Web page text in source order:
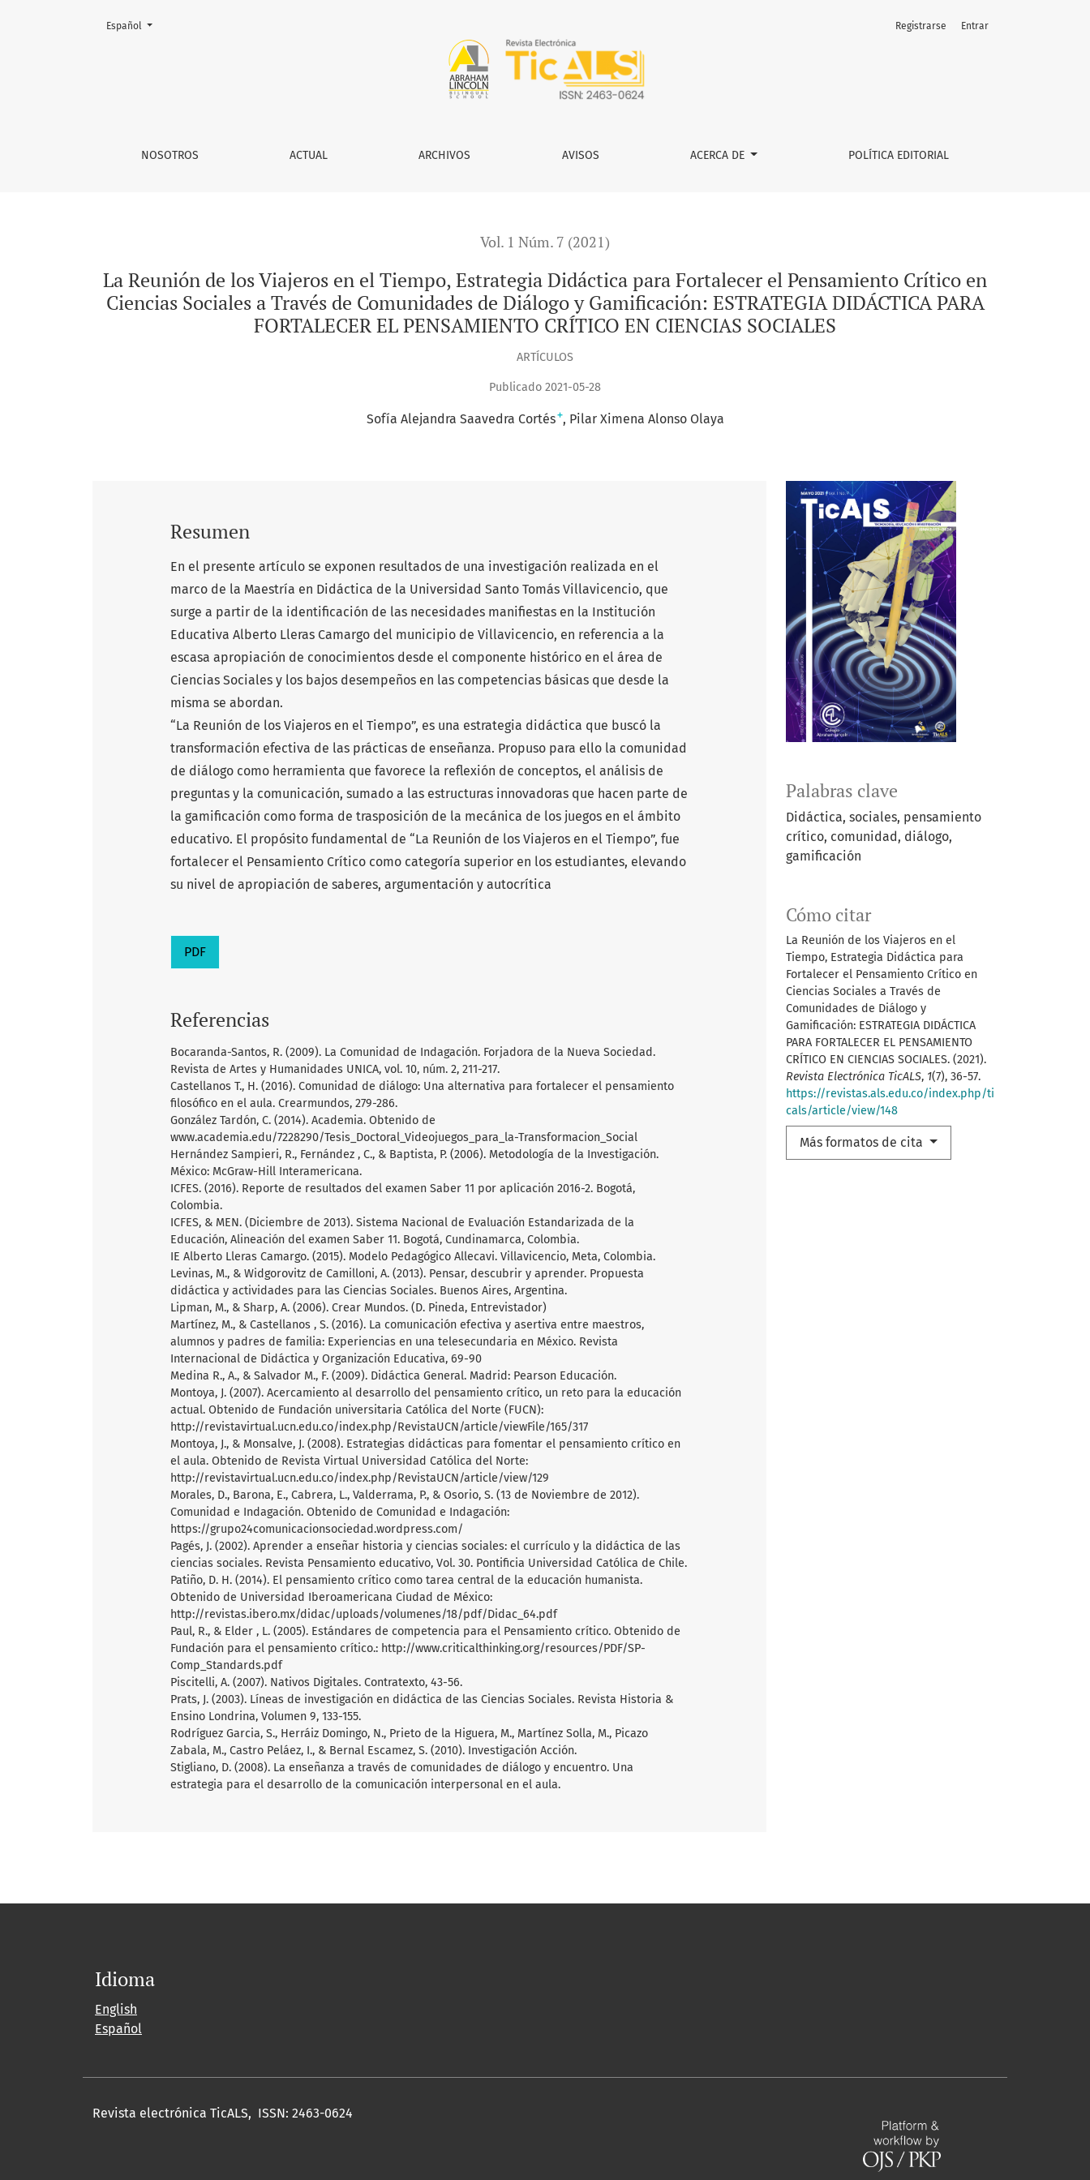
La Reunión de los Viajeros en el Tiempo, Estrategia Didáctica para Fortalecer el Pensamiento Crítico en Ciencias Sociales a Través de Comunidades de Diálogo y Gamificación:
NOSOTROS ACTUAL ARCHIVOS AVISOS ACERCA DE POLÍTICA EDITORIAL
Registrarse Entrar
Cambiar el idioma. El actual es:
Español
Vol. 1 Núm. 7 (2021)
La Reunión de los Viajeros en el Tiempo, Estrategia Didáctica para Fortalecer el Pensamiento Crítico en
Ciencias Sociales a Través de Comunidades de Diálogo y Gamificación: ESTRATEGIA DIDÁCTICA PARA
FORTALECER EL PENSAMIENTO CRÍTICO EN CIENCIAS SOCIALES
ARTÍCULOS
Publicado 2021-05-28
Sofía Alejandra Saavedra Cortés+ Pilar Ximena Alonso Olaya
Palabras clave
Didáctica, sociales, pensamiento
crítico, comunidad, diálogo,
gamificación
Cómo citar
La Reunión de los Viajeros en el
Tiempo, Estrategia Didáctica para
Fortalecer el Pensamiento Crítico en
Ciencias Sociales a Través de
Comunidades de Diálogo y
Gamificación: ESTRATEGIA DIDÁCTICA
PARA FORTALECER EL PENSAMIENTO
CRÍTICO EN CIENCIAS SOCIALES. (2021).
Revista Electrónica TicALS, 1(7), 36-57.
https://revistas.als.edu.co/index.php/ti
cals/article/view/148
Más formatos de cita
Resumen
En el presente artículo se exponen resultados de una investigación realizada en el
marco de la Maestría en Didáctica de la Universidad Santo Tomás Villavicencio, que
surge a partir de la identificación de las necesidades manifiestas en la Institución
Educativa Alberto Lleras Camargo del municipio de Villavicencio, en referencia a la
escasa apropiación de conocimientos desde el componente histórico en el área de
Ciencias Sociales y los bajos desempeños en las competencias básicas que desde la
misma se abordan.
“La Reunión de los Viajeros en el Tiempo”, es una estrategia didáctica que buscó la
transformación efectiva de las prácticas de enseñanza. Propuso para ello la comunidad
de diálogo como herramienta que favorece la reflexión de conceptos, el análisis de
preguntas y la comunicación, sumado a las estructuras innovadoras que hacen parte de
la gamificación como forma de trasposición de la mecánica de los juegos en el ámbito
educativo. El propósito fundamental de “La Reunión de los Viajeros en el Tiempo”, fue
fortalecer el Pensamiento Crítico como categoría superior en los estudiantes, elevando
su nivel de apropiación de saberes, argumentación y autocrítica
PDF
Referencias
Bocaranda-Santos, R. (2009). La Comunidad de Indagación. Forjadora de la Nueva Sociedad.
Revista de Artes y Humanidades UNICA, vol. 10, núm. 2, 211-217.
Castellanos T., H. (2016). Comunidad de diálogo: Una alternativa para fortalecer el pensamiento
filosófico en el aula. Crearmundos, 279-286.
González Tardón, C. (2014). Academia. Obtenido de
www.academia.edu/7228290/Tesis_Doctoral_Videojuegos_para_la-Transformacion_Social
Hernández Sampieri, R., Fernández , C., & Baptista, P. (2006). Metodología de la Investigación.
México: McGraw-Hill Interamericana.
ICFES. (2016). Reporte de resultados del examen Saber 11 por aplicación 2016-2. Bogotá,
Colombia.
ICFES, & MEN. (Diciembre de 2013). Sistema Nacional de Evaluación Estandarizada de la
Educación, Alineación del examen Saber 11. Bogotá, Cundinamarca, Colombia.
IE Alberto Lleras Camargo. (2015). Modelo Pedagógico Allecavi. Villavicencio, Meta, Colombia.
Levinas, M., & Widgorovitz de Camilloni, A. (2013). Pensar, descubrir y aprender. Propuesta
didáctica y actividades para las Ciencias Sociales. Buenos Aires, Argentina.
Lipman, M., & Sharp, A. (2006). Crear Mundos. (D. Pineda, Entrevistador)
Martínez, M., & Castellanos , S. (2016). La comunicación efectiva y asertiva entre maestros,
alumnos y padres de familia: Experiencias en una telesecundaria en México. Revista
Internacional de Didáctica y Organización Educativa, 69-90
Medina R., A., & Salvador M., F. (2009). Didáctica General. Madrid: Pearson Educación.
Montoya, J. (2007). Acercamiento al desarrollo del pensamiento crítico, un reto para la educación
actual. Obtenido de Fundación universitaria Católica del Norte (FUCN):
http://revistavirtual.ucn.edu.co/index.php/RevistaUCN/article/viewFile/165/317
Montoya, J., & Monsalve, J. (2008). Estrategias didácticas para fomentar el pensamiento crítico en
el aula. Obtenido de Revista Virtual Universidad Católica del Norte:
http://revistavirtual.ucn.edu.co/index.php/RevistaUCN/article/view/129
Morales, D., Barona, E., Cabrera, L., Valderrama, P., & Osorio, S. (13 de Noviembre de 2012).
Comunidad e Indagación. Obtenido de Comunidad e Indagación:
https://grupo24comunicacionsociedad.wordpress.com/
Pagés, J. (2002). Aprender a enseñar historia y ciencias sociales: el currículo y la didáctica de las
ciencias sociales. Revista Pensamiento educativo, Vol. 30. Pontificia Universidad Católica de Chile.
Patiño, D. H. (2014). El pensamiento crítico como tarea central de la educación humanista.
Obtenido de Universidad Iberoamericana Ciudad de México:
http://revistas.ibero.mx/didac/uploads/volumenes/18/pdf/Didac_64.pdf
Paul, R., & Elder , L. (2005). Estándares de competencia para el Pensamiento crítico. Obtenido de
Fundación para el pensamiento crítico.: http://www.criticalthinking.org/resources/PDF/SP-
Comp_Standards.pdf
Piscitelli, A. (2007). Nativos Digitales. Contratexto, 43-56.
Prats, J. (2003). Líneas de investigación en didáctica de las Ciencias Sociales. Revista Historia &
Ensino Londrina, Volumen 9, 133-155.
Rodríguez Garcia, S., Herráiz Domingo, N., Prieto de la Higuera, M., Martínez Solla, M., Picazo
Zabala, M., Castro Peláez, I., & Bernal Escamez, S. (2010). Investigación Acción.
Stigliano, D. (2008). La enseñanza a través de comunidades de diálogo y encuentro. Una
estrategia para el desarrollo de la comunicación interpersonal en el aula.
Idioma
English
Español
Revista electrónica TicALS, ISSN: 2463-0624